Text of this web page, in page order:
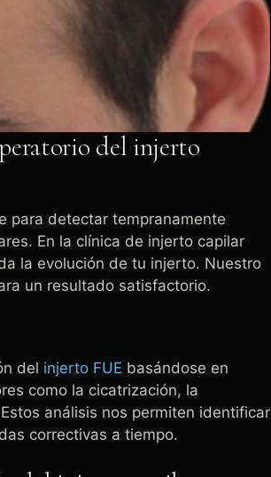
del injerto
para detectar tempranamente
En la clínica de injerto capilar
la evolución de tu injerto. Nuestro
un resultado satisfactorio.
del injerto FUE basándose en
como la cicatrización, la
análisis nos permiten identificar
correctivas a tiempo.